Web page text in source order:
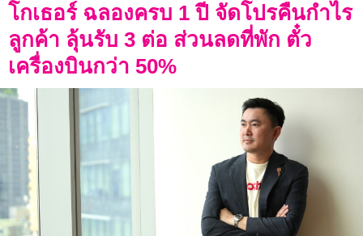
โกเธอร์ ฉลองครบ 1 ปี จัดโปรคืนกำไร
ลูกค้า ลุ้นรับ 3 ต่อ ส่วนลดที่พัก ตั๋ว
เครื่องบินกว่า 50%